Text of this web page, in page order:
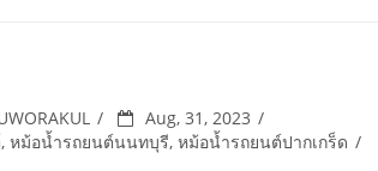
Aug, 31, 2023
, หม้อน้ำรถยนต์นนทบุรี, หม้อน้ำรถยนต์ปากเกร็ด